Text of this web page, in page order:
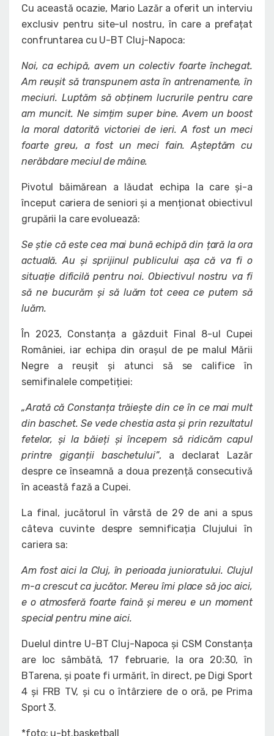
Cu această ocazie, Mario Lazăr a oferit un interviu
exclusiv pentru site-ul nostru, în care a prefațat
confruntarea cu U-BT Cluj-Napoca:
Noi, ca echipă, avem un colectiv foarte închegat.
Am reușit să transpunem asta în antrenamente, în
meciuri. Luptăm să obținem lucrurile pentru care
am muncit. Ne simțim super bine. Avem un boost
la moral datorită victoriei de ieri. A fost un meci
foarte greu, a fost un meci fain. Așteptăm cu
nerăbdare meciul de mâine.
Pivotul băimărean a lăudat echipa la care și-a
început cariera de seniori și a menționat obiectivul
grupării la care evoluează:
Se știe că este cea mai bună echipă din țară la ora
actuală. Au și sprijinul publicului așa că va fi o
situație dificilă pentru noi. Obiectivul nostru va fi
să ne bucurăm și să luăm tot ceea ce putem să
luăm.
În 2023, Constanța a găzduit Final 8-ul Cupei
României, iar echipa din orașul de pe malul Mării
Negre a reușit și atunci să se califice în
semifinalele competiției:
„Arată că Constanța trăiește din ce în ce mai mult
din baschet. Se vede chestia asta și prin rezultatul
fetelor, și la băieți și începem să ridicăm capul
printre giganții baschetului”, a declarat Lazăr
despre ce înseamnă a doua prezență consecutivă
în această fază a Cupei.
La final, jucătorul în vârstă de 29 de ani a spus
câteva cuvinte despre semnificația Clujului în
cariera sa:
Am fost aici la Cluj, în perioada junioratului. Clujul
m-a crescut ca jucător. Mereu îmi place să joc aici,
e o atmosferă foarte faină și mereu e un moment
special pentru mine aici.
Duelul dintre U-BT Cluj-Napoca și CSM Constanța
are loc sâmbătă, 17 februarie, la ora 20:30, în
BTarena, și poate fi urmărit, în direct, pe Digi Sport
4 și FRB TV, și cu o întârziere de o oră, pe Prima
Sport 3.
*foto: u-bt.basketball